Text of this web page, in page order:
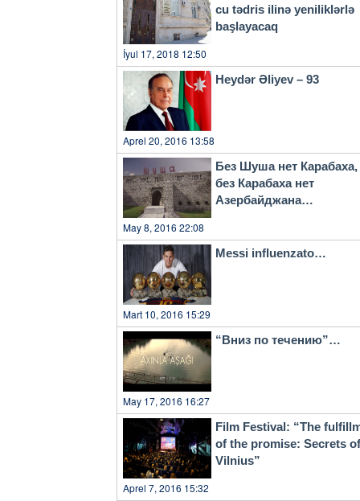
cu tədris ilinə yeniliklərlə
başlayacaq
İyul 17, 2018 12:50
Heydər Əliyev – 93
Aprel 20, 2016 13:58
Без Шуша нет Карабаха,
без Карабаха нет
Азербайджана…
May 8, 2016 22:08
Messi influenzato…
Mart 10, 2016 15:29
“Вниз по течению”…
May 17, 2016 16:27
Film Festival: “The
of the promise: Secrets of
Vilnius”
Aprel 7, 2016 15:32